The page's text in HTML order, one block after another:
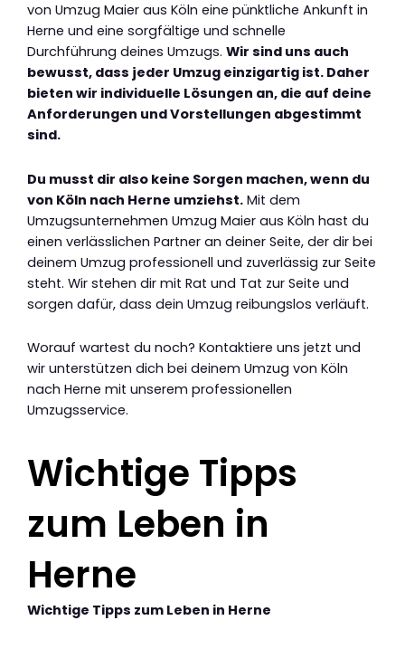
von Umzug Maier aus Köln eine pünktliche Ankunft in
Herne und eine sorgfältige und schnelle
Durchführung deines Umzugs. Wir sind uns auch
bewusst, dass jeder Umzug einzigartig ist. Daher
bieten wir individuelle Lösungen an, die auf deine
Anforderungen und Vorstellungen abgestimmt
sind.
Du musst dir also keine Sorgen machen, wenn du
von Köln nach Herne umziehst. Mit dem
Umzugsunternehmen Umzug Maier aus Köln hast du
einen verlässlichen Partner an deiner Seite, der dir bei
deinem Umzug professionell und zuverlässig zur Seite
steht. Wir stehen dir mit Rat und Tat zur Seite und
sorgen dafür, dass dein Umzug reibungslos verläuft.
Worauf wartest du noch? Kontaktiere uns jetzt und
wir unterstützen dich bei deinem Umzug von Köln
nach Herne mit unserem professionellen
Umzugsservice.
Wichtige Tipps
zum Leben in
Herne
Wichtige Tipps zum Leben in Herne